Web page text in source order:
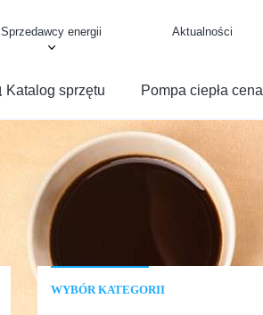
Sprzedawcy energii Aktualności
Katalog sprzętu Pompa ciepła cena
WYBÓR KATEGORII